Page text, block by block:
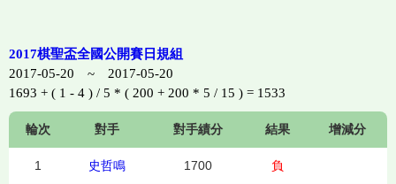
2017棋聖盃全國公開賽日規組
2017-05-20 ~ 2017-05-20
1693 + ( 1 - 4 ) / 5 * ( 200 + 200 * 5 / 15 ) = 1533
輪次 對手 對手績分 結果 增減分
1 史哲鳴 1700 負